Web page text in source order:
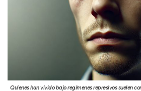
Quienes han vivido bajo regímenes represivos suelen